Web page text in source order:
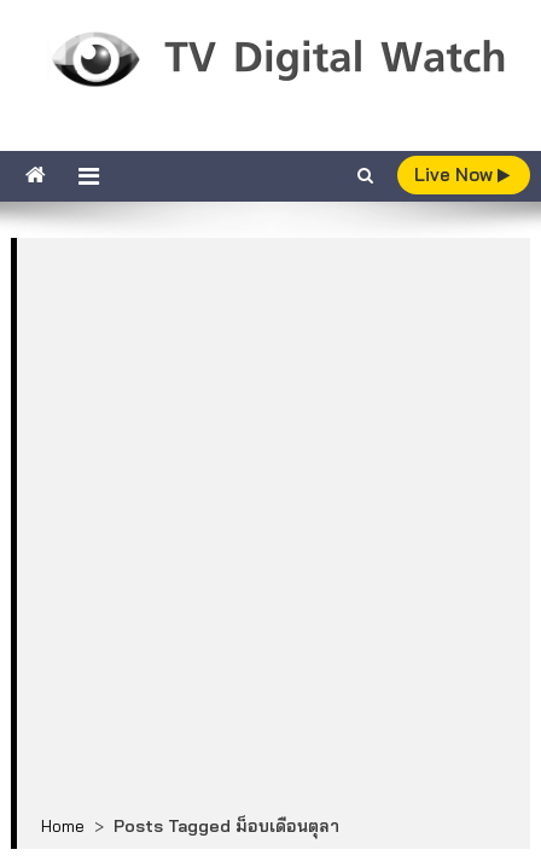
Live Now
Home > Posts Tagged ม็อบเดือนตุลา